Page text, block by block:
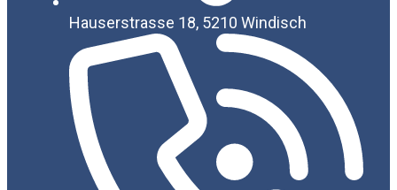
Hauserstrasse 18, 5210 Windisch